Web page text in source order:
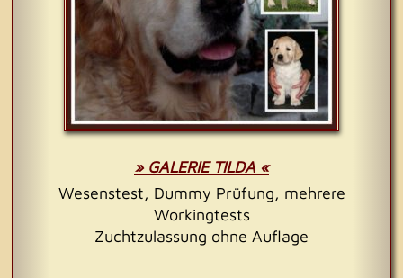
» GALERIE TILDA «
Wesenstest, Dummy Prüfung, mehrere
Workingtests
Zuchtzulassung ohne Auflage